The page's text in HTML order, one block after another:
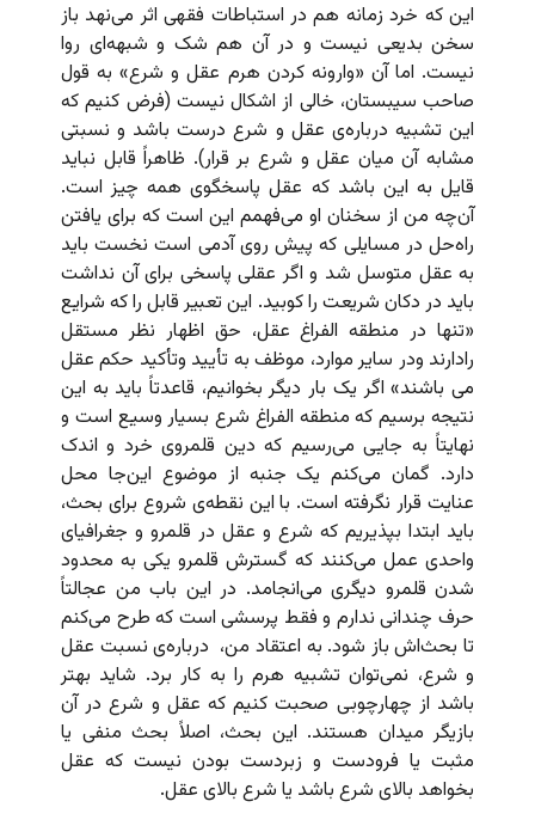
این که خرد زمانه هم در استباطات فقهی اثر می‌نهد باز
سخن بدیعی نیست و در آن هم شک و شبهه‌ای روا
نیست. اما آن «وارونه‌ کردن هرم عقل و شرع» به قول
صاحب سیبستان، خالی از اشکال نیست (فرض کنیم که
این تشبیه درباره‌ی عقل و شرع درست باشد و نسبتی
مشابه آن میان عقل و شرع بر قرار). ظاهراً قابل نباید
قایل به این باشد که عقل پاسخگوی همه چیز است.
آن‌چه من از سخنان او می‌فهمم این است که برای یافتن
راه‌حل در مسایلی که پیش روی آدمی است نخست باید
به عقل متوسل شد و اگر عقلی پاسخی برای آن نداشت
باید در دکان شریعت را کوبید. این تعبیر قابل را که شرایع
«تنها در منطقه الفراغ عقل، حق اظهار نظر مستقل
رادارند ودر سایر موارد، موظف به تأیید وتأکید حکم عقل
می باشند» اگر یک بار دیگر بخوانیم، قاعدتاً باید به این
نتیجه برسیم که منطقه الفراغ شرع بسیار وسیع است و
نهایتاً به جایی می‌رسیم که دین قلمروی خرد و اندک
دارد. گمان می‌کنم یک جنبه از موضوع این‌جا محل
عنایت قرار نگرفته است. با این نقطه‌ی شروع برای بحث،
باید ابتدا بپذیریم که شرع و عقل در قلمرو و جغرافیای
واحدی عمل می‌کنند که گسترش قلمرو یکی به محدود
شدن قلمرو دیگری می‌انجامد. در این باب من عجالتاً
حرف چندانی ندارم و فقط پرسشی است که طرح می‌کنم
تا بحث‌اش باز شود. به اعتقاد من، درباره‌ی نسبت عقل
و شرع، نمی‌توان تشبیه هرم را به کار برد. شاید بهتر
باشد از چهارچوبی صحبت کنیم که عقل و شرع در آن
بازیگر میدان هستند. این بحث، اصلاً بحث منفی یا
مثبت یا فرودست و زبردست بودن نیست که عقل
بخواهد بالای شرع باشد یا شرع بالای عقل.